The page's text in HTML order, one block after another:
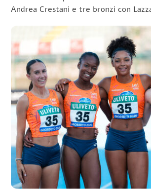
Andrea Crestani e tre bronzi con